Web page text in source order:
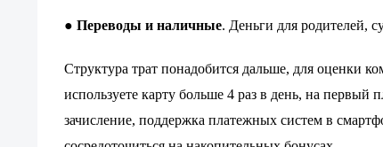
● Переводы и наличные. Деньги для родителей,
Структура трат понадобится дальше, для оценки
используете карту больше 4 раз в день, на первый
зачисление, поддержка платежных систем в